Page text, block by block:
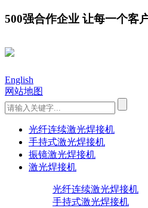
500强合作企业 让每一个客
English
网站地图
光纤连续激光焊接机
手持式激光焊接机
振镜激光焊接机
激光焊接机
光纤连续激光焊接机
手持式激光焊接机